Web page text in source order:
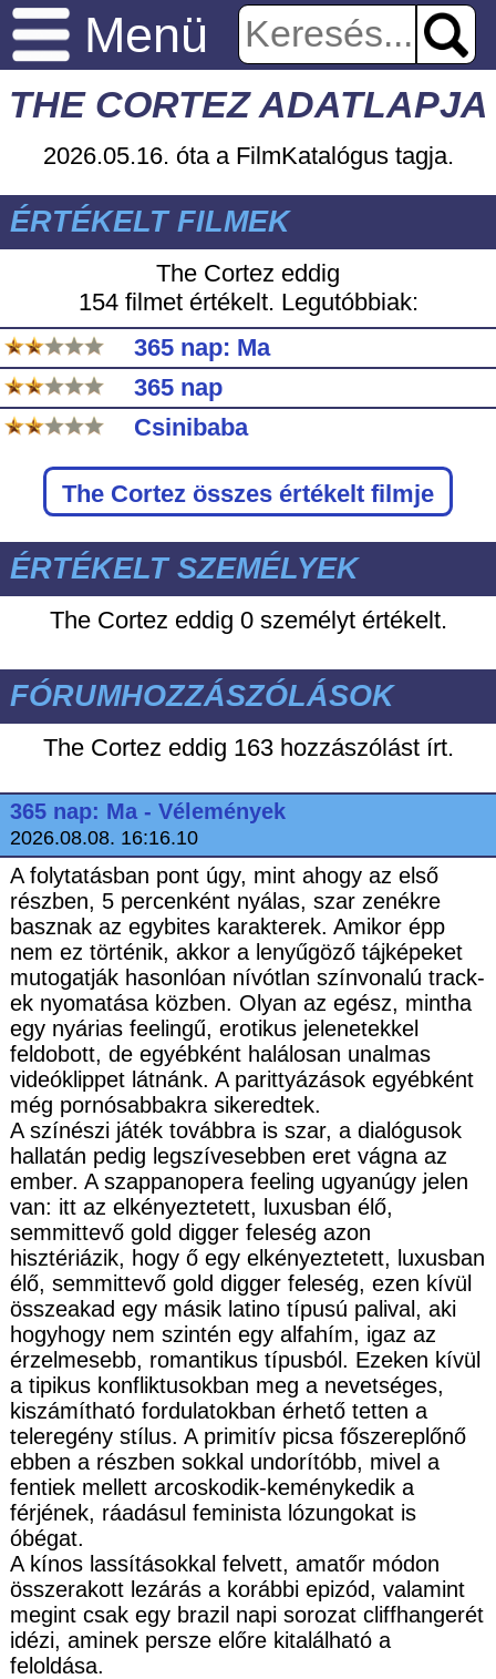
Menü
THE CORTEZ ADATLAPJA
2026.05.16. óta a FilmKatalógus tagja.
ÉRTÉKELT FILMEK
The Cortez eddig
154 filmet értékelt. Legutóbbiak:
365 nap: Ma
365 nap
Csinibaba
The Cortez összes értékelt filmje
ÉRTÉKELT SZEMÉLYEK
The Cortez eddig 0 személyt értékelt.
FÓRUMHOZZÁSZÓLÁSOK
The Cortez eddig 163 hozzászólást írt.
365 nap: Ma - Vélemények
2026.08.08. 16:16.10
A folytatásban pont úgy, mint ahogy az első
részben, 5 percenként nyálas, szar zenékre
basznak az egybites karakterek. Amikor épp
nem ez történik, akkor a lenyűgöző tájképeket
mutogatják hasonlóan nívótlan színvonalú track-
ek nyomatása közben. Olyan az egész, mintha
egy nyárias feelingű, erotikus jelenetekkel
feldobott, de egyébként halálosan unalmas
videóklippet látnánk. A parittyázások egyébként
még pornósabbakra sikeredtek.
A színészi játék továbbra is szar, a dialógusok
hallatán pedig legszívesebben eret vágna az
ember. A szappanopera feeling ugyanúgy jelen
van: itt az elkényeztetett, luxusban élő,
semmittevő gold digger feleség azon
hisztériázik, hogy ő egy elkényeztetett, luxusban
élő, semmittevő gold digger feleség, ezen kívül
összeakad egy másik latino típusú palival, aki
hogyhogy nem szintén egy alfahím, igaz az
érzelmesebb, romantikus típusból. Ezeken kívül
a tipikus konfliktusokban meg a nevetséges,
kiszámítható fordulatokban érhető tetten a
teleregény stílus. A primitív picsa főszereplőnő
ebben a részben sokkal undorítóbb, mivel a
fentiek mellett arcoskodik-keménykedik a
férjének, ráadásul feminista lózungokat is
óbégat.
A kínos lassításokkal felvett, amatőr módon
összerakott lezárás a korábbi epizód, valamint
megint csak egy brazil napi sorozat cliffhangerét
idézi, aminek persze előre kitalálható a
feloldása.